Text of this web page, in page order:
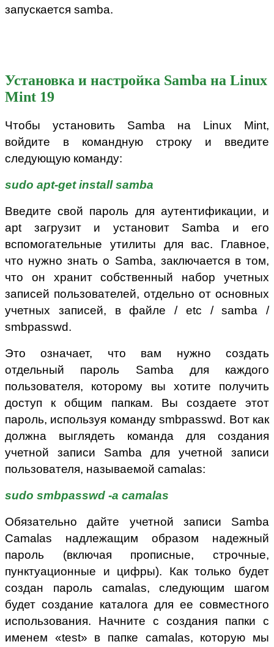
запускается samba.
Установка и настройка Samba на Linux
Mint 19
Чтобы установить Samba на Linux Mint,
войдите в командную строку и введите
следующую команду:
sudo apt-get install samba
Введите свой пароль для аутентификации, и
apt загрузит и установит Samba и его
вспомогательные утилиты для вас. Главное,
что нужно знать о Samba, заключается в том,
что он хранит собственный набор учетных
записей пользователей, отдельно от основных
учетных записей, в файле / etc / samba /
smbpasswd.
Это означает, что вам нужно создать
отдельный пароль Samba для каждого
пользователя, которому вы хотите получить
доступ к общим папкам. Вы создаете этот
пароль, используя команду smbpasswd. Вот как
должна выглядеть команда для создания
учетной записи Samba для учетной записи
пользователя, называемой camalas:
sudo smbpasswd -a camalas
Обязательно дайте учетной записи Samba
Camalas надлежащим образом надежный
пароль (включая прописные, строчные,
пунктуационные и цифры). Как только будет
создан пароль camalas, следующим шагом
будет создание каталога для ее совместного
использования. Начните с создания папки с
именем «test» в папке camalas, которую мы